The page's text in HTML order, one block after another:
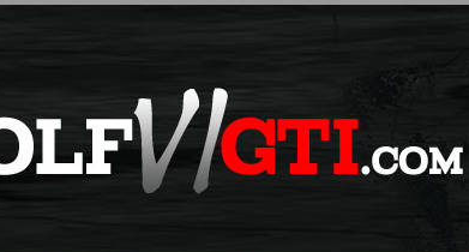
Loginbox
Trage
in
die
nachfolgenden